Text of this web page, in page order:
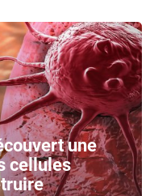
une
cellules